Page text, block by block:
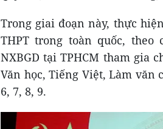
Trong giai đoạn này, thực
THPT trong toàn quốc, theo
NXBGD tại TPHCM tham gia
Văn học, Tiếng Việt, Làm văn
6, 7, 8, 9.